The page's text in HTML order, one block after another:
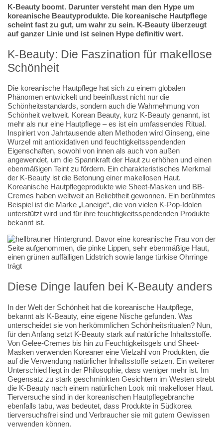
K-Beauty boomt. Darunter versteht man den Hype um
koreanische Beautyprodukte. Die koreanische Hautpflege
scheint fast zu gut, um wahr zu sein. K-Beauty überzeugt
auf ganzer Linie und ist seinen Hype definitiv wert.
K-Beauty: Die Faszination für makellose
Schönheit
Die koreanische Hautpflege hat sich zu einem globalen
Phänomen entwickelt und beeinflusst nicht nur die
Schönheitsstandards, sondern auch die Wahrnehmung von
Schönheit weltweit. Korean Beauty, kurz K-Beauty genannt, ist
mehr als nur eine Hautpflege – es ist ein umfassendes Ritual.
Inspiriert von Jahrtausende alten Methoden wird Ginseng, eine
Wurzel mit antioxidativen und feuchtigkeitsspendenden
Eigenschaften, sowohl von innen als auch von außen
angewendet, um die Spannkraft der Haut zu erhöhen und einen
ebenmäßigen Teint zu fördern. Ein charakteristisches Merkmal
der K-Beauty ist die Betonung einer makellosen Haut.
Koreanische Hautpflegeprodukte wie Sheet-Masken und BB-
Cremes haben weltweit an Beliebtheit gewonnen. Ein berühmtes
Beispiel ist die Marke „Laneige“, die von vielen K-Pop-Idolen
unterstützt wird und für ihre feuchtigkeitsspendenden Produkte
bekannt ist.
Diese Dinge laufen bei K-Beauty anders
In der Welt der Schönheit hat die koreanische Hautpflege,
bekannt als K-Beauty, eine eigene Nische gefunden. Was
unterscheidet sie von herkömmlichen Schönheitsritualen? Nun,
für den Anfang setzt K-Beauty stark auf natürliche Inhaltsstoffe.
Von Gelee-Cremes bis hin zu Feuchtigkeitsgels und Sheet-
Masken verwenden Koreaner eine Vielzahl von Produkten, die
auf die Verwendung natürlicher Inhaltsstoffe setzen. Ein weiterer
Unterschied liegt in der Philosophie, dass weniger mehr ist. Im
Gegensatz zu stark geschminkten Gesichtern im Westen strebt
die K-Beauty nach einem natürlichen Look mit makelloser Haut.
Tierversuche sind in der koreanischen Hautpflegebranche
ebenfalls tabu, was bedeutet, dass Produkte in Südkorea
tierversuchsfrei sind und Verbraucher sie mit gutem Gewissen
verwenden können.